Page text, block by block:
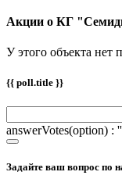
Акции о КГ
У этого объекта нет
{{ poll.title }}
answerVotes(option) :
Задайте ваш вопрос по